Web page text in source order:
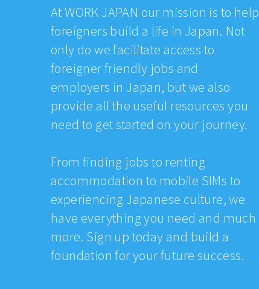
At WORK JAPAN our mission is to help
foreigners build a life in Japan. Not
only do we facilitate access to
foreigner friendly jobs and
employers in Japan, but we also
provide all the useful resources you
need to get started on your journey.
From finding jobs to renting
accommodation to mobile SIMs to
experiencing Japanese culture, we
have everything you need and much
more. Sign up today and build a
foundation for your future success.